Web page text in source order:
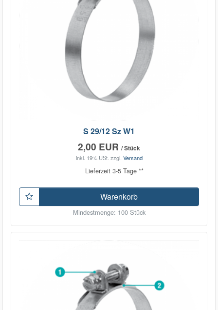
S 29/12 Sz W1
2,00 EUR / Stück
inkl. 19% USt. zzgl. Versand
Lieferzeit 3-5 Tage **
Warenkorb
Mindestmenge: 100 Stück